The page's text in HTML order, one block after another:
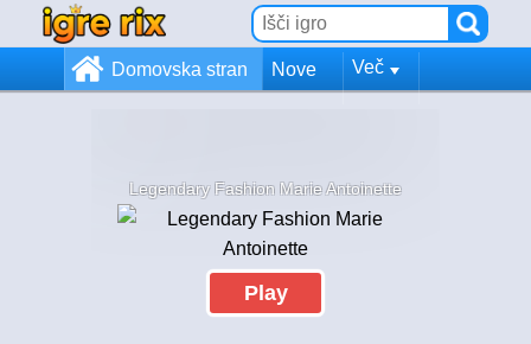
Domovska stran Nove Več
Legendary Fashion Marie Antoinette
Play